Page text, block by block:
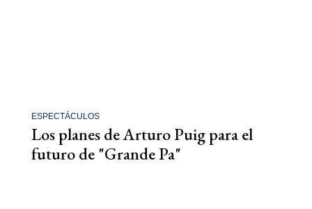
ESPECTÁCULOS
Los planes de Arturo Puig para el
futuro de "Grande Pa"